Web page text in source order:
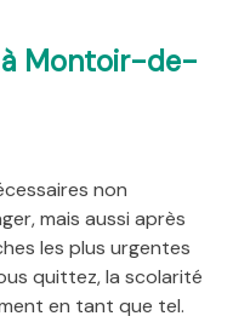
à Montoir-de-
non
mais aussi après
les plus urgentes
quittez, la scolarité
en tant que tel.